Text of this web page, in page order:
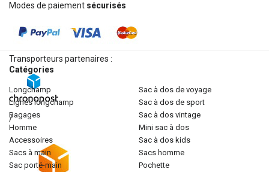
Modes de paiement sécurisés
Transporteurs partenaires :
/
Catégories
longchamp
lignes longchamp
bagages
homme
accessoires
sacs à main
sac porté-main
sac à dos de voyage
sac à dos de sport
sac à dos vintage
mini sac à dos
sac à dos kids
sacs homme
pochette